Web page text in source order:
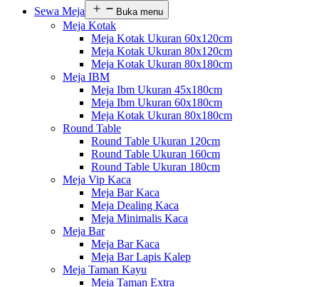
Sewa Meja
Buka menu
Meja Kotak
Meja Kotak Ukuran 60x120cm
Meja Kotak Ukuran 80x120cm
Meja Kotak Ukuran 80x180cm
Meja IBM
Meja Ibm Ukuran 45x180cm
Meja Ibm Ukuran 60x180cm
Meja Kotak Ukuran 80x180cm
Round Table
Round Table Ukuran 120cm
Round Table Ukuran 160cm
Round Table Ukuran 180cm
Meja Vip Kaca
Meja Bar Kaca
Meja Dealing Kaca
Meja Minimalis Kaca
Meja Bar
Meja Bar Kaca
Meja Bar Lapis Kalep
Meja Taman Kayu
Meja Taman Extra